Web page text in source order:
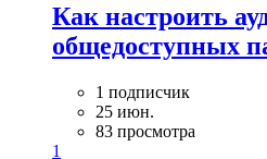
Как настроить
общедоступных
1 подписчик
25 июн.
83 просмотра
1